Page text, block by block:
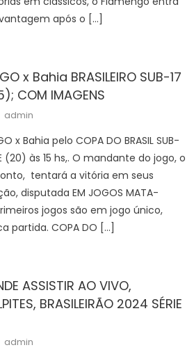
após o […]
x Bahia BRASILEIRO SUB-17
COM IMAGENS
Author
admin
x Bahia pelo COPA DO BRASIL SUB-
(20) às 15 hs,. O mandante do jogo, o
tentará a vitória em seus
disputada EM JOGOS MATA-
jogos são em jogo único,
partida. COPA DO […]
ASSISTIR AO VIVO,
BRASILEIRÃO 2024 SÉRIE
Author
admin